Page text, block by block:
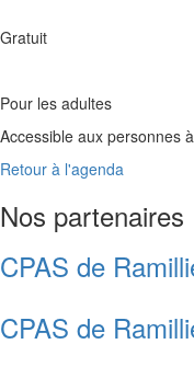
Gratuit
Pour les adultes
Accessible aux personnes
Retour à l'agenda
Nos partenaires
CPAS de
CPAS de